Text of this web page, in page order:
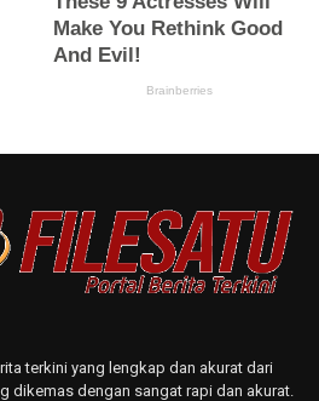
terkini yang lengkap dan akurat dari
dikemas dengan sangat rapi dan akurat.